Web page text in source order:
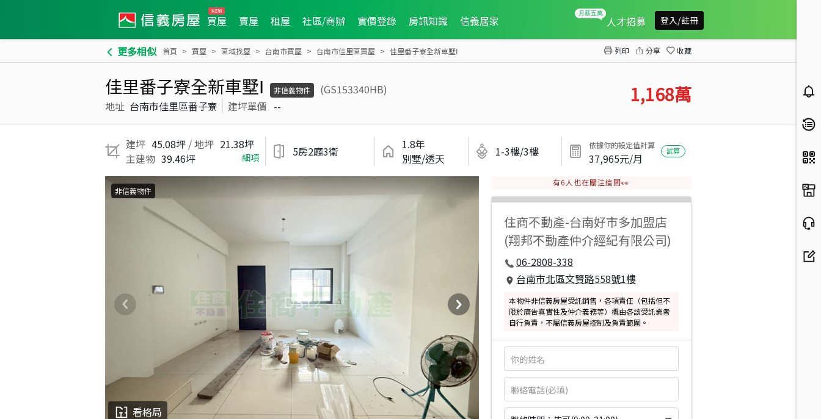
買屋 賣屋 租屋 社區/商辦 實價登錄 房訊知識 信義居家 人才招募 登入/註冊
更多相似 首頁 買屋 區域找屋 台南市買屋 台南市佳里區買屋 佳里番子寮全新車墅Ⅰ 列印 分享 收藏
佳里番子寮全新車墅Ⅰ 非信義物件
(GS153340HB)
地址 台南市佳里區番子寮 建坪單價 -- 1,168萬
建坪 45.08坪 / 地坪 21.38坪
主建物 39.46坪 細項 5房2廳3衛
1.8年
別墅/透天
1-3樓/3樓 依據你的設定值計算
37,965元/月
試算
看格局
非信義物件
有6 人也在關注這間👀
住商不動產-台南好市多加盟店
(翔邦不動產仲介經紀有限公司)
06-2808-338
台南市北區文賢路558號1樓
本物件非信義房屋受託銷售，各項責任（包括但不
限於廣告真實性及仲介義務等）概由各該受託業者
自行負責，不屬信義房屋控制及負責範圍。